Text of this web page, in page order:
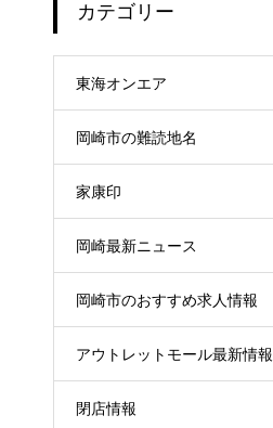
カテゴリー
東海オンエア
岡崎市の難読地名
家康印
岡崎最新ニュース
岡崎市のおすすめ求人情報
アウトレットモール最新情報
閉店情報